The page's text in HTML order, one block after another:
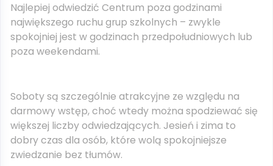
Najlepiej odwiedzić Centrum poza godzinami
największego ruchu grup szkolnych – zwykle
spokojniej jest w godzinach przedpołudniowych lub
poza weekendami.
Soboty są szczególnie atrakcyjne ze względu na
darmowy wstęp, choć wtedy można spodziewać się
większej liczby odwiedzających. Jesień i zima to
dobry czas dla osób, które wolą spokojniejsze
zwiedzanie bez tłumów.